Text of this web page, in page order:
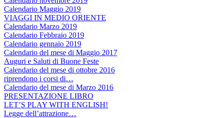
Calendario Maggio 2019
VIAGGI IN MEDIO ORIENTE
Calendario Marzo 2019
Calendario Febbraio 2019
Calendario gennaio 2019
Calendario del mese di Maggio 2017
Auguri e Saluti di Buone Feste
Calendario del mese di ottobre 2016
riprendono i corsi di…
Calendario del mese di Marzo 2016
PRESENTAZIONE LIBRO
LET’S PLAY WITH ENGLISH!
Legge dell’attrazione…